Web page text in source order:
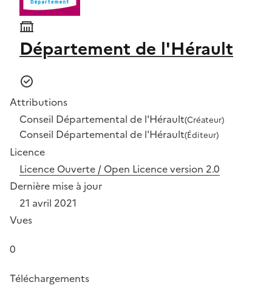
Département de l'Hérault
Attributions
Conseil Départemental de l'Hérault(Créateur)
Conseil Départemental de l'Hérault(Éditeur)
Licence
Licence Ouverte / Open Licence version 2.0
Dernière mise à jour
21 avril 2021
Vues
0
Téléchargements